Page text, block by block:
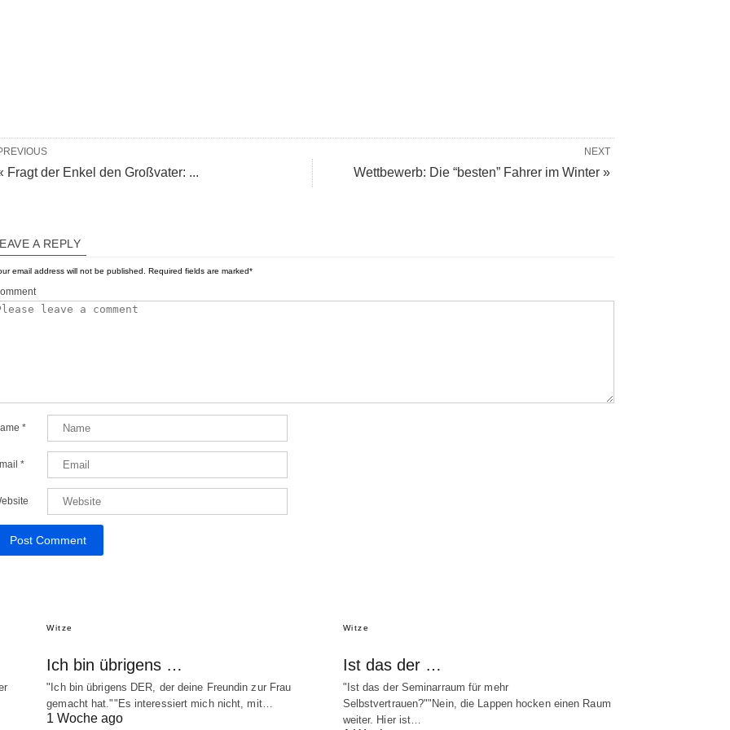
NEXT
Wettbewerb: Die “besten” Fahrer im Winter »
Fragt der Enkel den Großvater: ...
A REPLY
email address will not be published. Required fields are marked*
*
*
Witze
Ich bin übrigens …
"Ich bin übrigens DER, der deine Freundin zur Frau
gemacht hat.""Es interessiert mich nicht, mit…
1 Woche ago
Witze
Ist das der …
"Ist das der Seminarraum für mehr
Selbstvertrauen?""Nein, die Lappen hocken einen Raum
weiter. Hier ist…